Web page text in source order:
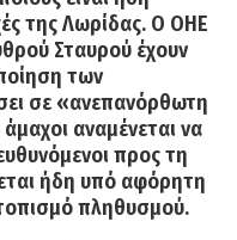
της Λωρίδας. Ο ΟΗΕ
Σταυρού έχουν
των
σε «ανεπανόρθωτη
αναμένεται να
προς τη
ήδη υπό αφόρητη
πληθυσμού.